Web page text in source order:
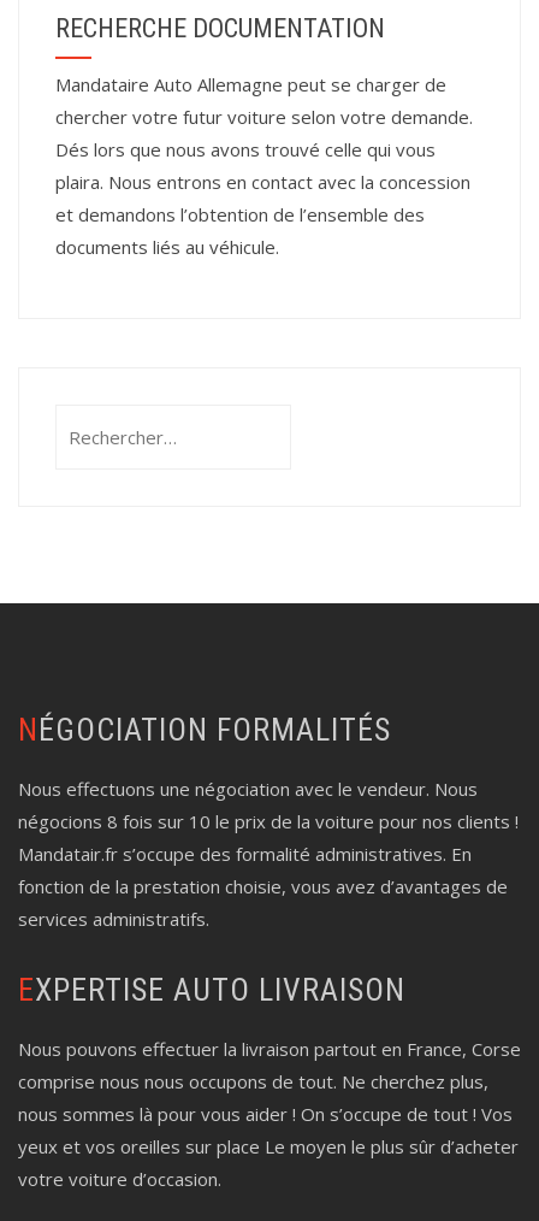
RECHERCHE DOCUMENTATION
Mandataire Auto Allemagne peut se charger de
chercher votre futur voiture selon votre demande.
Dés lors que nous avons trouvé celle qui vous
plaira. Nous entrons en contact avec la concession
et demandons l’obtention de l’ensemble des
documents liés au véhicule.
NÉGOCIATION FORMALITÉS
Nous effectuons une négociation avec le vendeur. Nous
négocions 8 fois sur 10 le prix de la voiture pour nos clients !
Mandatair.fr s’occupe des formalité administratives. En
fonction de la prestation choisie, vous avez d’avantages de
services administratifs.
EXPERTISE AUTO LIVRAISON
Nous pouvons effectuer la livraison partout en France, Corse
comprise nous nous occupons de tout. Ne cherchez plus,
nous sommes là pour vous aider ! On s’occupe de tout ! Vos
yeux et vos oreilles sur place Le moyen le plus sûr d’acheter
votre voiture d’occasion.